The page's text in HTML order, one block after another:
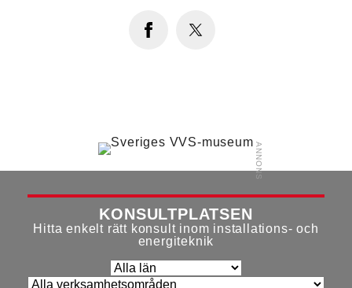
KONSULTPLATSEN
Hitta enkelt rätt konsult inom installations- och
energiteknik